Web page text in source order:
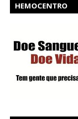
HEMOCENTRO